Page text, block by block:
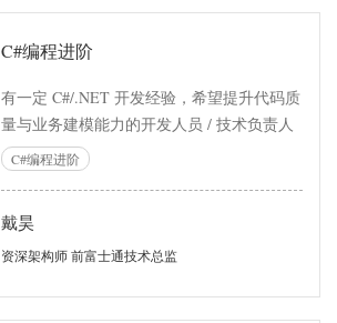
C#编程进阶
有一定 C#/.NET 开发经验，希望提升代码质
量与业务建模能力的开发人员 / 技术负责人
C#编程进阶
戴昊
资深架构师 前富士通技术总监